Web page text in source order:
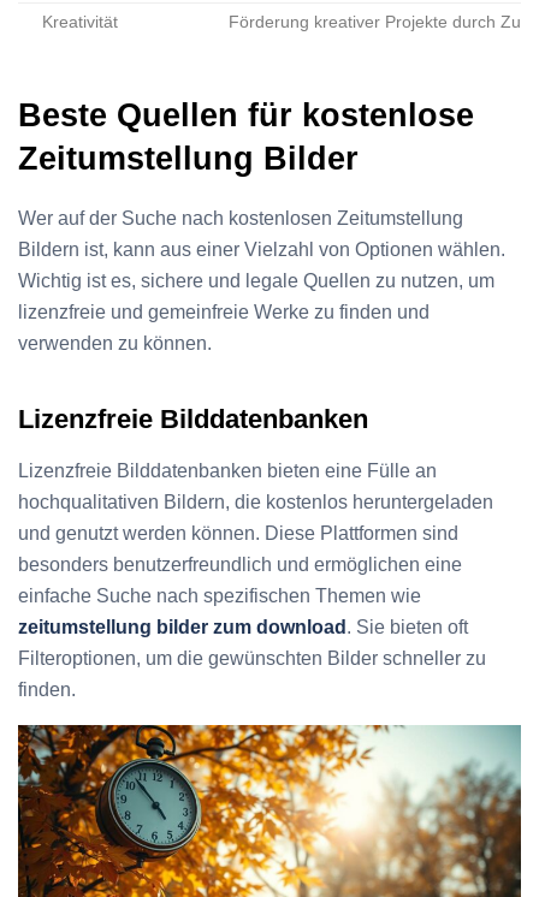
Kreativität Förderung kreativer Projekte durch
Beste Quellen für kostenlose
Zeitumstellung Bilder
Wer auf der Suche nach kostenlosen Zeitumstellung
Bildern ist, kann aus einer Vielzahl von Optionen wählen.
Wichtig ist es, sichere und legale Quellen zu nutzen, um
lizenzfreie und gemeinfreie Werke zu finden und
verwenden zu können.
Lizenzfreie Bilddatenbanken
Lizenzfreie Bilddatenbanken bieten eine Fülle an
hochqualitativen Bildern, die kostenlos heruntergeladen
und genutzt werden können. Diese Plattformen sind
besonders benutzerfreundlich und ermöglichen eine
einfache Suche nach spezifischen Themen wie
zeitumstellung bilder zum download . Sie bieten oft
Filteroptionen, um die gewünschten Bilder schneller zu
finden.